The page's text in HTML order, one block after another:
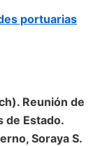
portuarias
Reunión de
de Estado.
Soraya S.